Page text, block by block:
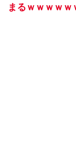
まるｗｗｗｗｗ